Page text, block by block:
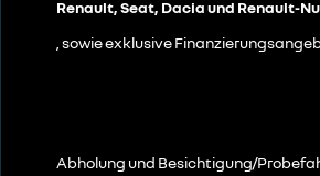
Renault, Seat, Dacia und Renault-
, sowie exklusive
Abholung und Besichtigung/